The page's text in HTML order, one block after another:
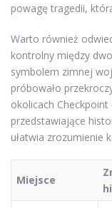
powagę tragedii,
Warto również
kontrolny między
symbolem zimnej
próbowało
okolicach
przedstawiające
ułatwia zrozumienie
Miejsce